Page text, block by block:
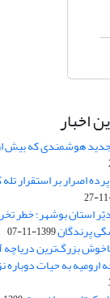
اخبار
هوشمندی که بیش از 7 میلیون گیاه
اصرار بر استقرار
استان بوشهر؛ خطر
پرندگان1399-11-07
بزرگ‌ترین دریاچه
ارومیه به حیات